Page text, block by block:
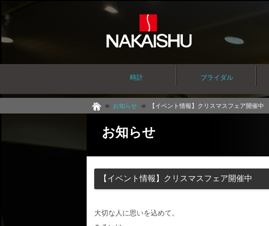
時計 ブライダル
お知らせ 【イベント情報】クリスマスフェア開催中
お知らせ
【イベント情報】クリスマスフェア開催中
大切な人に思いを込めて。